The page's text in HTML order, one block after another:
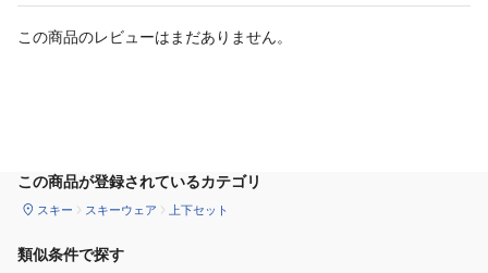
この商品のレビューはまだありません。
この商品が登録されているカテゴリ
スキー スキーウェア 上下セット
類似条件で探す